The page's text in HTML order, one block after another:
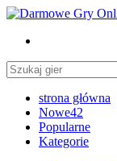
strona główna
Nowe42
Popularne
Kategorie